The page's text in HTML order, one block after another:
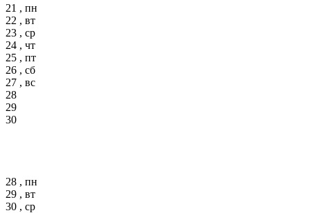
21 , пн
22 , вт
23 , ср
24 , чт
25 , пт
26 , сб
27 , вс
28
29
30
28 , пн
29 , вт
30 , ср